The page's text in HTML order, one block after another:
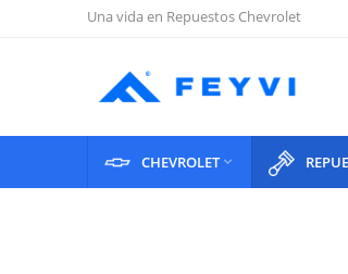
Una vida en Repuestos Chevrolet
CHEVROLET